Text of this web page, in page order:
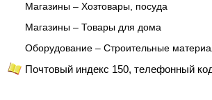
Магазины – Хозтовары, посуда
Магазины – Товары для дома
Оборудование – Строительные
Почтовый индекс 150, телефонный